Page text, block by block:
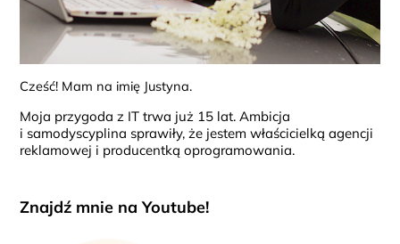
Cześć! Mam na imię Justyna.
Moja przygoda z IT trwa już 15 lat. Ambicja
i samodyscyplina sprawiły, że jestem właścicielką agencji
reklamowej i producentką oprogramowania.
Znajdź mnie na Youtube!